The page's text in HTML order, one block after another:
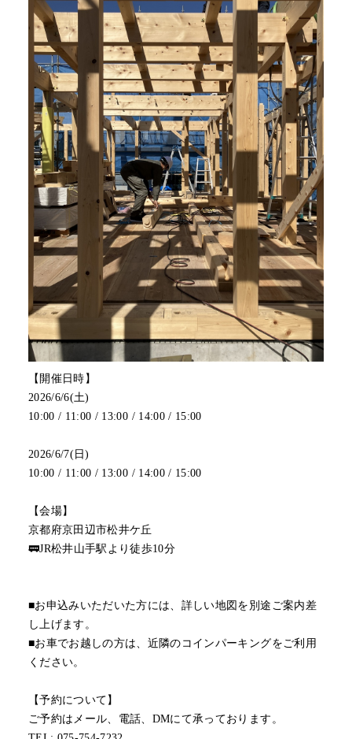
【開催日時】
2026/6/6(土)
10:00 / 11:00 / 13:00 / 14:00 / 15:00
2026/6/7(日)
10:00 / 11:00 / 13:00 / 14:00 / 15:00
【会場】
京都府京田辺市松井ケ丘
🚃JR松井山手駅より徒歩10分
■お申込みいただいた方には、詳しい地図を別途ご案内差
し上げます。
■お車でお越しの方は、近隣のコインパーキングをご利用
ください。
【予約について】
ご予約はメール、電話、DMにて承っております。